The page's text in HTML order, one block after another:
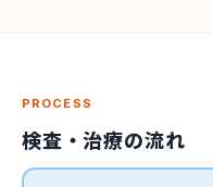
PROCESS
検査・治療の流れ